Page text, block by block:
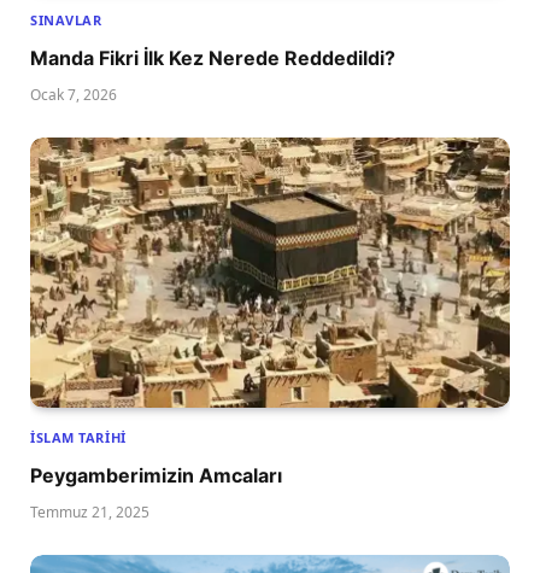
SINAVLAR
Manda Fikri İlk Kez Nerede Reddedildi?
Ocak 7, 2026
İSLAM TARIHI
Peygamberimizin Amcaları
Temmuz 21, 2025